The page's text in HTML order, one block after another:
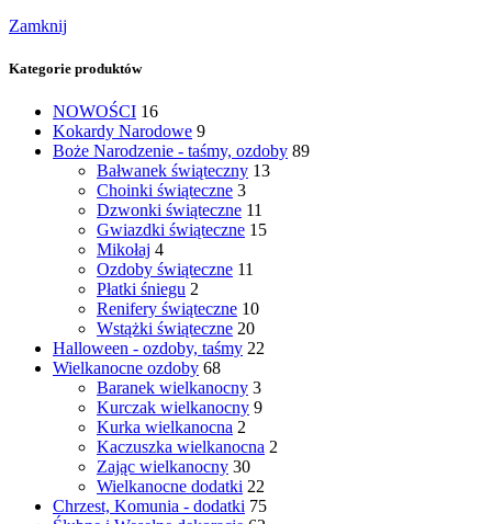
Zamknij
Kategorie produktów
NOWOŚCI 16
Kokardy Narodowe 9
Boże Narodzenie - taśmy, ozdoby 89
Bałwanek świąteczny 13
Choinki świąteczne 3
Dzwonki świąteczne 11
Gwiazdki świąteczne 15
Mikołaj 4
Ozdoby świąteczne 11
Płatki śniegu 2
Renifery świąteczne 10
Wstążki świąteczne 20
Halloween - ozdoby, taśmy 22
Wielkanocne ozdoby 68
Baranek wielkanocny 3
Kurczak wielkanocny 9
Kurka wielkanocna 2
Kaczuszka wielkanocna 2
Zając wielkanocny 30
Wielkanocne dodatki 22
Chrzest, Komunia - dodatki 75